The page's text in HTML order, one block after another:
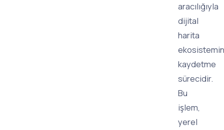
aracılığıyla
dijital
harita
kaydetme
sürecidir.
Bu
işlem,
yerel